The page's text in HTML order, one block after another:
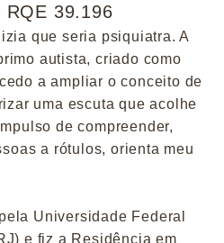
RQE 39.196
que seria psiquiatra. A
autista, criado como
a ampliar o conceito de
uma escuta que acolhe
de compreender,
a rótulos, orienta meu
Universidade Federal
e fiz a Residência em